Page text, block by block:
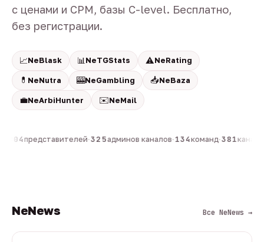
с ценами и CPM, базы C-level. Бесплатно,
без регистрации.
📈NeBlask 📊 NeTGStats ⚠️NeRating
💊 NeNutra 🎰NeGambling 📥NeBaza
💼NeArbiHunter ✉️NeMail
804представителей·325админов каналов·134команд·381
NeNews Все NeNews →